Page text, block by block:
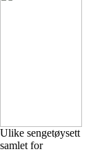
Ulike sengetøysett
samlet for